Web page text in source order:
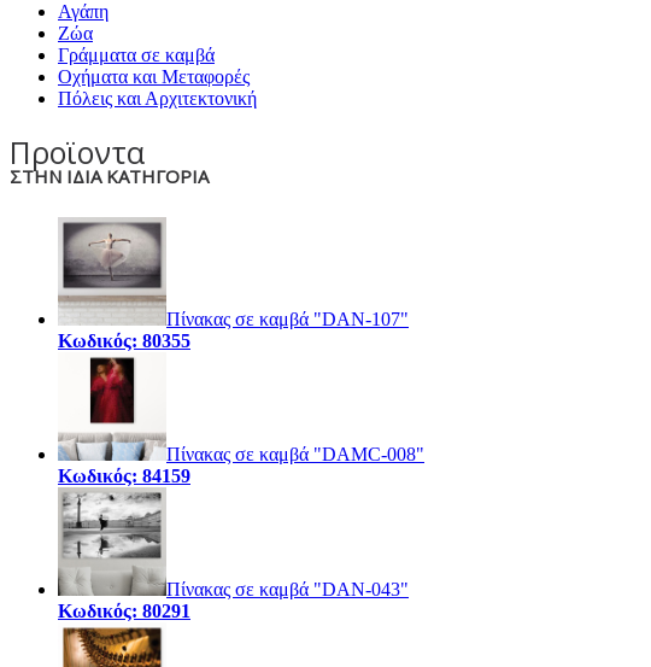
Αγάπη
Ζώα
Γράμματα σε καμβά
Οχήματα και Μεταφορές
Πόλεις και Αρχιτεκτονική
Προϊοντα
ΣΤΗΝ ΙΔΙΑ ΚΑΤΗΓΟΡΙΑ
Πίνακας σε καμβά "DAN-107"
Κωδικός: 80355
Πίνακας σε καμβά "DAMC-008"
Κωδικός: 84159
Πίνακας σε καμβά "DAN-043"
Κωδικός: 80291